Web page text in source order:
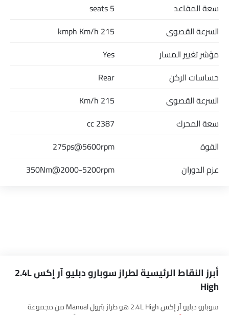
سعة المقاعد
5 seats
السرعة القصوى
215 kmph Km/h
مؤشر تغيير المسار
Yes
حساسات الركن
Rear
السرعة القصوى
215 Km/h
سعة المحرك
2387 cc
القوة
275ps@5600rpm
عزم الدوران
350Nm@2000-5200rpm
أبرز النقاط الرئيسية لطراز سوبارو دبليو آر إكس 2.4L
High
سوبارو دبليو آر إكس 2.4L High هو طراز بترول Manual من مجموعة